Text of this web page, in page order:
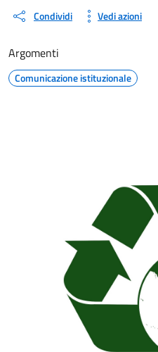
Condividi Vedi azioni
Argomenti
Comunicazione istituzionale